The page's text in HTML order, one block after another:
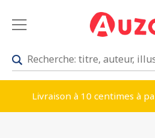
Livraison à 10 centimes à